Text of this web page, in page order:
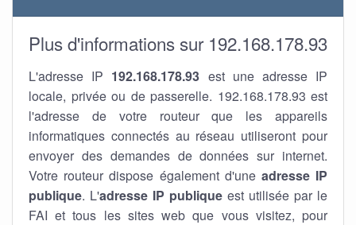
Plus d'informations sur 192.168.178.93
L'adresse IP 192.168.178.93 est une adresse IP
locale, privée ou de passerelle. 192.168.178.93 est
l'adresse de votre routeur que les appareils
informatiques connectés au réseau utiliseront pour
envoyer des demandes de données sur internet.
Votre routeur dispose également d'une adresse IP
publique. L'adresse IP publique est utilisée par le
FAI et tous les sites web que vous visitez, pour